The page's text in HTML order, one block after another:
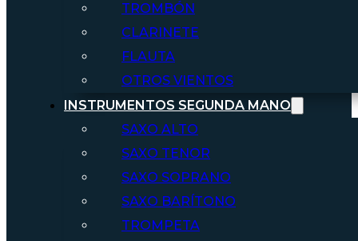
TROMBÓN
CLARINETE
FLAUTA
OTROS VIENTOS
INSTRUMENTOS SEGUNDA MANO
SAXO ALTO
SAXO TENOR
SAXO SOPRANO
SAXO BARÍTONO
TROMPETA